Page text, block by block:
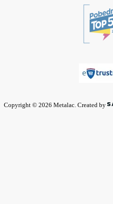
Copyright © 2026 Metalac. Created by